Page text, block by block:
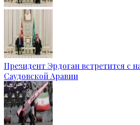
Президент Эрдоган встретится с
Саудовской Аравии